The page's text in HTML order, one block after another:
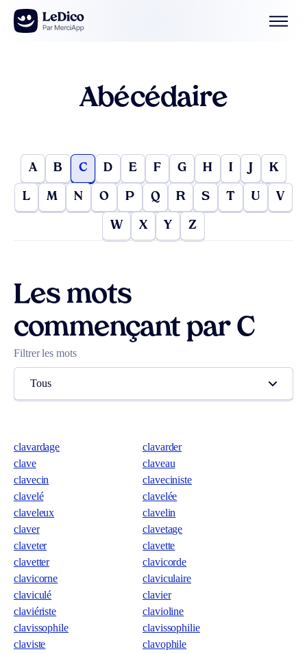
Aller au contenu
Abécédaire
A B C D E F G H I J K
L M N O P Q R S T U V
W X Y Z
Les mots
commençant par C
Filtrer les mots
Tous
clavardage
clavarder
clave
claveau
clavecin
claveciniste
clavelé
clavelée
claveleux
clavelin
claver
clavetage
claveter
clavette
clavetter
clavicorde
clavicorne
claviculaire
claviculé
clavier
claviériste
clavioline
clavissophile
clavissophilie
claviste
clavophile